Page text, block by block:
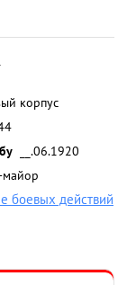
корпус
__.06.1920
майор
боевых действий